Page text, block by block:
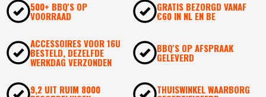
500+ BBQ'S OP
VOORRAAD
GRATIS BEZORGD VANAF
€60 IN NL EN BE
ACCESSOIRES VOOR 16U
BESTELD, DEZELFDE
WERKDAG VERZONDEN
BBQ'S OP AFSPRAAK
GELEVERD
9,2 UIT RUIM 8000 THUISWINKEL WAARBORG